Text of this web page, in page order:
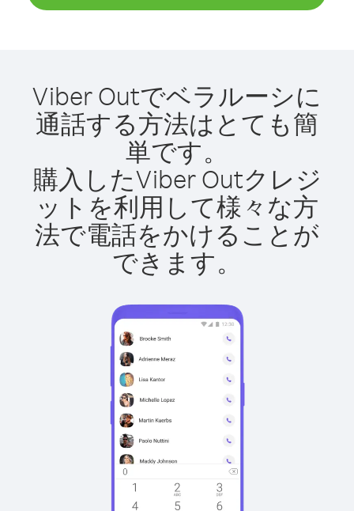
Viber Outでベラルーシに
通話する方法はとても簡
単です。
購入したViber Outクレジ
ットを利用して様々な方
法で電話をかけることが
できます。